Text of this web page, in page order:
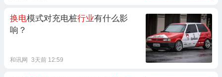
换电模式对充电桩行业有什么影
响？
和讯网 3天前 12:59